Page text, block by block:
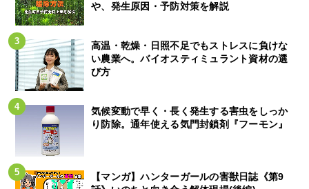
や、発生原因・予防対策を解説
高温・乾燥・日照不足でもストレスに負けな
い農業へ。バイオスティミュラント資材の選
び方
気候変動で早く・長く発生する害虫をしっか
り防除。通年使える気門封鎖剤『フーモン』
【マンガ】ハンターガールの害獣日誌《第9